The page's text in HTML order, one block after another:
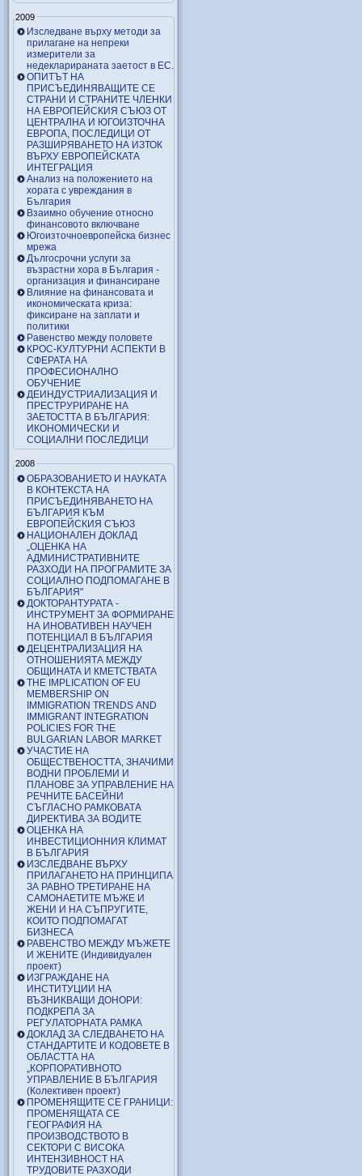
2009
Изследване върху методи за
прилагане на непреки
измерители за
недекларираната заетост в ЕС.
ОПИТЪТ НА
ПРИСЪЕДИНЯВАЩИТЕ СЕ
СТРАНИ И СТРАНИТЕ ЧЛЕНКИ
НА ЕВРОПЕЙСКИЯ СЪЮЗ ОТ
ЦЕНТРАЛНА И ЮГОИЗТОЧНА
ЕВРОПА, ПОСЛЕДИЦИ ОТ
РАЗШИРЯВАНЕТО НА ИЗТОК
ВЪРХУ ЕВРОПЕЙСКАТА
ИНТЕГРАЦИЯ
Анализ на положението на
хората с увреждания в
България
Взаимно обучение относно
финансовото включване
Югоизточноевропейска бизнес
мрежа
Дългосрочни услуги за
възрастни хора в България -
организация и финансиране
Влияние на финансовата и
икономическата криза:
фиксиране на заплати и
политики
Равенство между половете
КРОС-КУЛТУРНИ АСПЕКТИ В
СФЕРАТА НА
ПРОФЕСИОНАЛНО
ОБУЧЕНИЕ
ДЕИНДУСТРИАЛИЗАЦИЯ И
ПРЕСТРУРИРАНЕ НА
ЗАЕТОСТТА В БЪЛГАРИЯ:
ИКОНОМИЧЕСКИ И
СОЦИАЛНИ ПОСЛЕДИЦИ
2008
ОБРАЗОВАНИЕТО И НАУКАТА
В КОНТЕКСТА НА
ПРИСЪЕДИНЯВАНЕТО НА
БЪЛГАРИЯ КЪМ
ЕВРОПЕЙСКИЯ СЪЮЗ
НАЦИОНАЛЕН ДОКЛАД
„ОЦЕНКА НА
АДМИНИСТРАТИВНИТЕ
РАЗХОДИ НА ПРОГРАМИТЕ ЗА
СОЦИАЛНО ПОДПОМАГАНЕ В
БЪЛГАРИЯ"
ДОКТОРАНТУРАТА -
ИНСТРУМЕНТ ЗА ФОРМИРАНЕ
НА ИНОВАТИВЕН НАУЧЕН
ПОТЕНЦИАЛ В БЪЛГАРИЯ
ДЕЦЕНТРАЛИЗАЦИЯ НА
ОТНОШЕНИЯТА МЕЖДУ
ОБЩИНАТА И КМЕТСТВАТА
THE IMPLICATION OF EU
MEMBERSHIP ON
IMMIGRATION TRENDS AND
IMMIGRANT INTEGRATION
POLICIES FOR THE
BULGARIAN LABOR MARKET
УЧАСТИЕ НА
ОБЩЕСТВЕНОСТТА, ЗНАЧИМИ
ВОДНИ ПРОБЛЕМИ И
ПЛАНОВЕ ЗА УПРАВЛЕНИЕ НА
РЕЧНИТЕ БАСЕЙНИ
СЪГЛАСНО РАМКОВАТА
ДИРЕКТИВА ЗА ВОДИТЕ
ОЦЕНКА НА
ИНВЕСТИЦИОННИЯ КЛИМАТ
В БЪЛГАРИЯ
ИЗСЛЕДВАНЕ ВЪРХУ
ПРИЛАГАНЕТО НА ПРИНЦИПА
ЗА РАВНО ТРЕТИРАНЕ НА
САМОНАЕТИТЕ МЪЖЕ И
ЖЕНИ И НА СЪПРУГИТЕ,
КОИТО ПОДПОМАГАТ
БИЗНЕСА
РАВЕНСТВО МЕЖДУ МЪЖЕТЕ
И ЖЕНИТЕ (Индивидуален
проект)
ИЗГРАЖДАНЕ НА
ИНСТИТУЦИИ НА
ВЪЗНИКВАЩИ ДОНОРИ:
ПОДКРЕПА ЗА
РЕГУЛАТОРНАТА РАМКА
ДОКЛАД ЗА СЛЕДВАНЕТО НА
СТАНДАРТИТЕ И КОДОВЕТЕ В
ОБЛАСТТА НА
„КОРПОРАТИВНОТО
УПРАВЛЕНИЕ В БЪЛГАРИЯ
(Колективен проект)
ПРОМЕНЯЩИТЕ СЕ ГРАНИЦИ:
ПРОМЕНЯЩАТА СЕ
ГЕОГРАФИЯ НА
ПРОИЗВОДСТВОТО В
СЕКТОРИ С ВИСОКА
ИНТЕНЗИВНОСТ НА
ТРУДОВИТЕ РАЗХОДИ